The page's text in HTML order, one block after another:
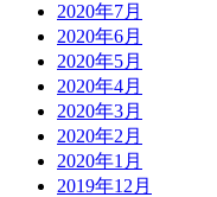
2020年7月
2020年6月
2020年5月
2020年4月
2020年3月
2020年2月
2020年1月
2019年12月